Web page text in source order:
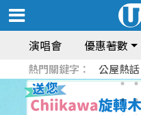
演唱會 優惠著數
熱門關鍵字： 公屋熱話